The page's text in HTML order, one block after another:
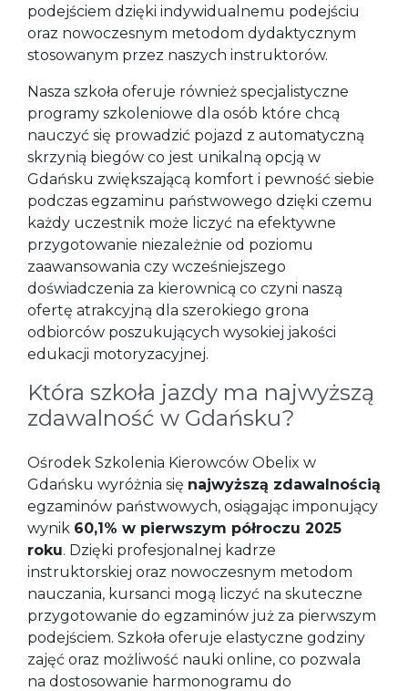
podejściem dzięki indywidualnemu podejściu
oraz nowoczesnym metodom dydaktycznym
stosowanym przez naszych instruktorów.
Nasza szkoła oferuje również specjalistyczne
programy szkoleniowe dla osób które chcą
nauczyć się prowadzić pojazd z automatyczną
skrzynią biegów co jest unikalną opcją w
Gdańsku zwiększającą komfort i pewność siebie
podczas egzaminu państwowego dzięki czemu
każdy uczestnik może liczyć na efektywne
przygotowanie niezależnie od poziomu
zaawansowania czy wcześniejszego
doświadczenia za kierownicą co czyni naszą
ofertę atrakcyjną dla szerokiego grona
odbiorców poszukujących wysokiej jakości
edukacji motoryzacyjnej.
Która szkoła jazdy ma najwyższą
zdawalność w Gdańsku?
Ośrodek Szkolenia Kierowców Obelix w
Gdańsku wyróżnia się najwyższą zdawalnością
egzaminów państwowych, osiągając imponujący
wynik 60,1% w pierwszym półroczu 2025
roku. Dzięki profesjonalnej kadrze
instruktorskiej oraz nowoczesnym metodom
nauczania, kursanci mogą liczyć na skuteczne
przygotowanie do egzaminów już za pierwszym
podejściem. Szkoła oferuje elastyczne godziny
zajęć oraz możliwość nauki online, co pozwala
na dostosowanie harmonogramu do